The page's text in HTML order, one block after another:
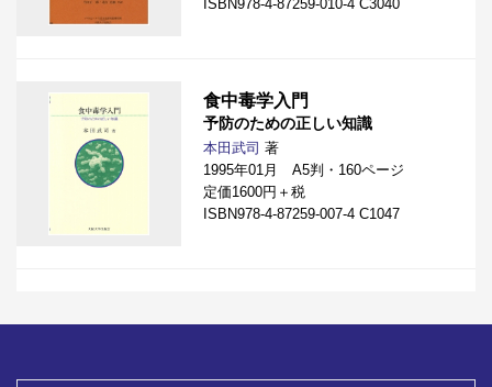
ISBN978-4-87259-010-4 C3040
食中毒学入門
予防のための正しい知識
本田武司 著
1995年01月 A5判・160ページ
定価1600円＋税
ISBN978-4-87259-007-4 C1047